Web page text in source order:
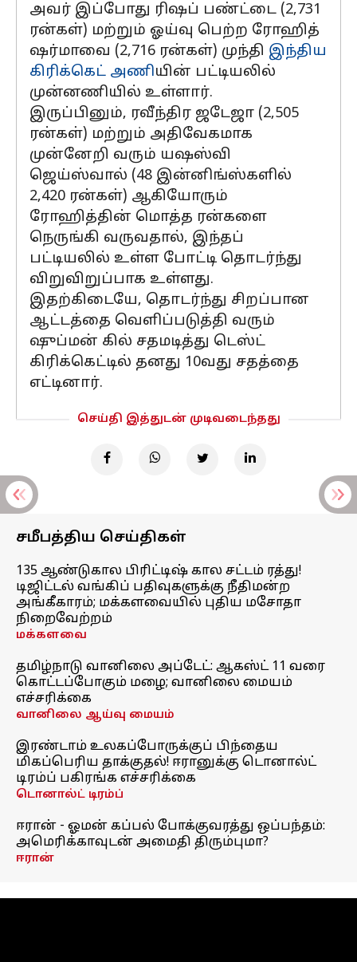
அவர் இப்போது ரிஷப் பண்ட்டை (2,731
ரன்கள்) மற்றும் ஓய்வு பெற்ற ரோஹித்
ஷர்மாவை (2,716 ரன்கள்) முந்தி இந்திய
கிரிக்கெட் அணியின் பட்டியலில்
முன்னணியில் உள்ளார்.
இருப்பினும், ரவீந்திர ஜடேஜா (2,505
ரன்கள்) மற்றும் அதிவேகமாக
முன்னேறி வரும் யஷஸ்வி
ஜெய்ஸ்வால் (48 இன்னிங்ஸ்களில்
2,420 ரன்கள்) ஆகியோரும்
ரோஹித்தின் மொத்த ரன்களை
நெருங்கி வருவதால், இந்தப்
பட்டியலில் உள்ள போட்டி தொடர்ந்து
விறுவிறுப்பாக உள்ளது.
இதற்கிடையே, தொடர்ந்து சிறப்பான
ஆட்டத்தை வெளிப்படுத்தி வரும்
ஷுப்மன் கில் சதமடித்து டெஸ்ட்
கிரிக்கெட்டில் தனது 10வது சதத்தை
எட்டினார்.
செய்தி இத்துடன் முடிவடைந்தது
சமீபத்திய செய்திகள்
135 ஆண்டுகால பிரிட்டிஷ் கால சட்டம் ரத்து!
டிஜிட்டல் வங்கிப் பதிவுகளுக்கு நீதிமன்ற
அங்கீகாரம்; மக்களவையில் புதிய மசோதா
நிறைவேற்றம்
மக்களவை
தமிழ்நாடு வானிலை அப்டேட்: ஆகஸ்ட் 11 வரை
கொட்டப்போகும் மழை; வானிலை மையம்
எச்சரிக்கை
வானிலை ஆய்வு மையம்
இரண்டாம் உலகப்போருக்குப் பிந்தைய
மிகப்பெரிய தாக்குதல்! ஈரானுக்கு டொனால்ட்
டிரம்ப் பகிரங்க எச்சரிக்கை
டொனால்ட் டிரம்ப்
ஈரான் - ஓமன் கப்பல் போக்குவரத்து ஒப்பந்தம்:
அமெரிக்காவுடன் அமைதி திரும்புமா?
ஈரான்